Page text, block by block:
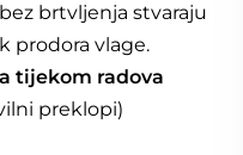
brtvljenja stvaraju
prodora vlage.
tijekom radova
preklopi)